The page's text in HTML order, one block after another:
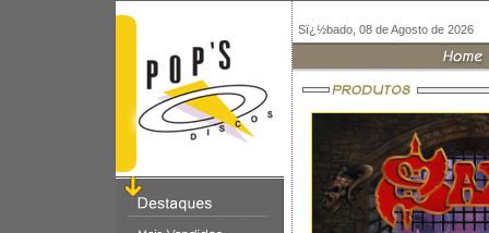
Sï¿½bado, 08 de Agosto de 2026